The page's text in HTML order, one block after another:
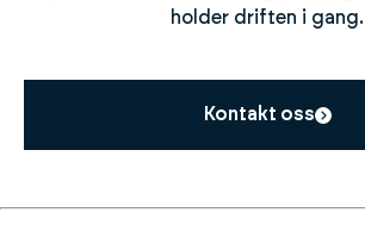
holder driften i gang.
Kontakt oss